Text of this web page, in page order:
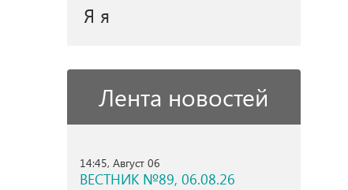
Я я
Лента новостей
14:45, Август 06
ВЕСТНИК №89, 06.08.26